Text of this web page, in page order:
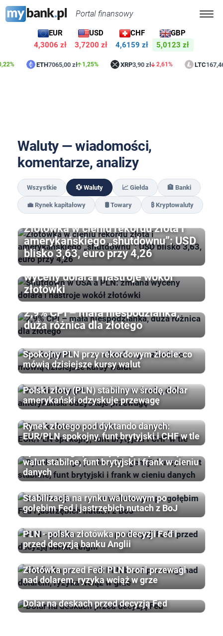
Portal finansowy
EUR
4,3006 zł
USD
3,7200 zł
CHF
4,6159 zł
GBP
5,0123 zł
ETH7065,00 zł 1,25% XRP3,90 zł 2,61% LTC167,46 zł
Waluty — wiadomości,
komentarze, analizy
Wszystkie 💱 Waluty 📈 Giełda 🏦 Banki
💼 Rynek kapitałowy 🛢️ Towary ₿ Kryptowaluty
Złotówka w cieniu rekordu złota i
amerykańskiego „shutdownu”: USD
blisko 3,63, euro przy 4,26
Shutdown w USA a PLN: zmiana
wyceny dolara i nastroje wokół
złotówki
2,9% CPI – mała niespodzianka,
duża różnica dla złotego
Spokojny PLN przy rekordowym złocie: co
mówią dzisiejsze kursy walut
Polski złoty (PLN) stabilny w środę, dolar
amerykański odzyskuje przewagę
Rynek złotego pod dyktando danych:
EUR/PLN spokojny, funt brytyjski i CHF w tle
walut stabilne, funt brytyjski i frank w cieniu
danych
Stabilizacja na rynku walutowym po
gołębim Fed i jastrzębich nutach z BoJ
PLN - polska złotówka po decyzji Fed i
przed decyzją banku Anglii
Złotówka przed Fed: PLN broni przewagi
nad dolarem, ryzyka wciąż w grze
Dolar na deskach przed decyzją Fed